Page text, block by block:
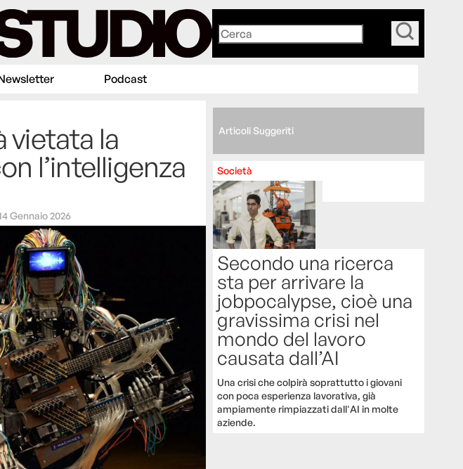
Podcast
vietata la
l’intelligenza
Gennaio 2026
Articoli Suggeriti
Società
Secondo una ricerca
sta per arrivare la
jobpocalypse, cioè una
gravissima crisi nel
mondo del lavoro
causata dall’AI
Una crisi che colpirà soprattutto i giovani
con poca esperienza lavorativa, già
ampiamente rimpiazzati dall'AI in molte
aziende.